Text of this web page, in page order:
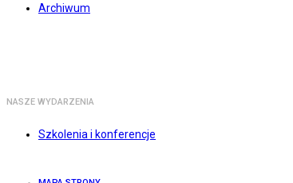
Archiwum
NASZE WYDARZENIA
Szkolenia i konferencje